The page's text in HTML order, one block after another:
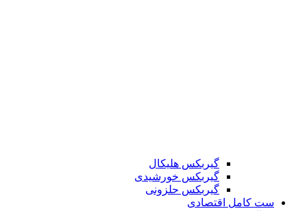
گیربکس هلیکال
گیربکس خورشیدی
گیربکس حلزونی
ست کامل اقتصادی